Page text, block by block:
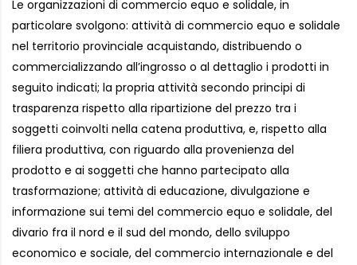
Le organizzazioni di commercio equo e solidale, in
particolare svolgono: attività di commercio equo e solidale
nel territorio provinciale acquistando, distribuendo o
commercializzando all’ingrosso o al dettaglio i prodotti in
seguito indicati; la propria attività secondo principi di
trasparenza rispetto alla ripartizione del prezzo tra i
soggetti coinvolti nella catena produttiva, e, rispetto alla
filiera produttiva, con riguardo alla provenienza del
prodotto e ai soggetti che hanno partecipato alla
trasformazione; attività di educazione, divulgazione e
informazione sui temi del commercio equo e solidale, del
divario fra il nord e il sud del mondo, dello sviluppo
economico e sociale, del commercio internazionale e del